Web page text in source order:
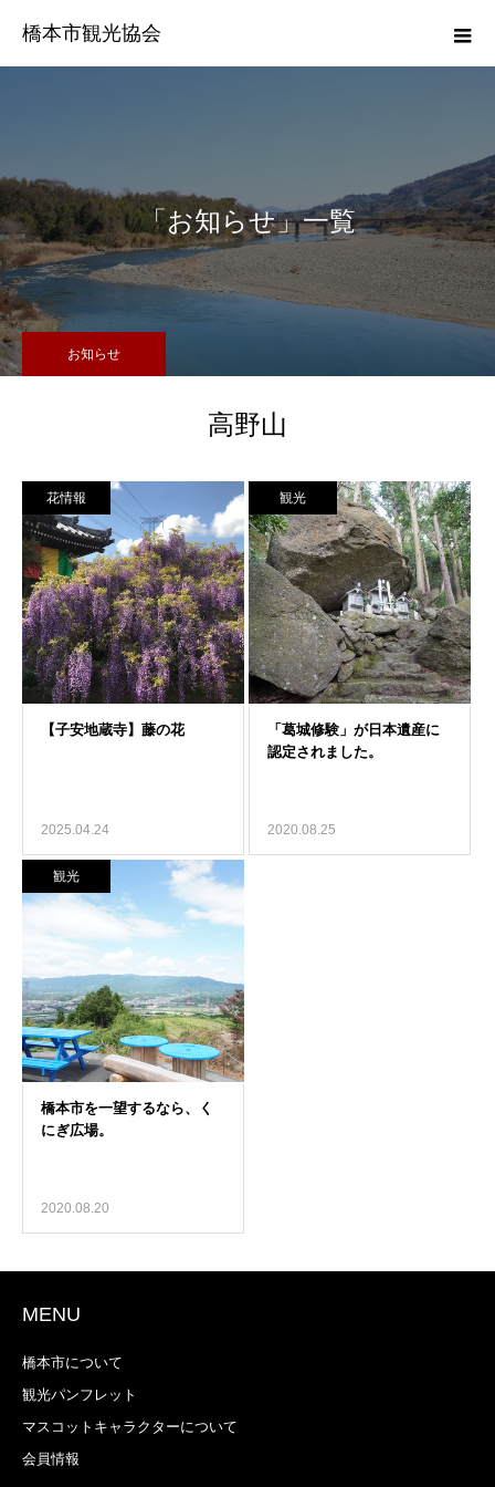
橋本市観光協会
「お知らせ」一覧
お知らせ
高野山
花情報
2025.04.24
観光
2020.08.25
観光
2020.08.20
MENU
橋本市について
観光パンフレット
マスコットキャラクターについて
会員情報